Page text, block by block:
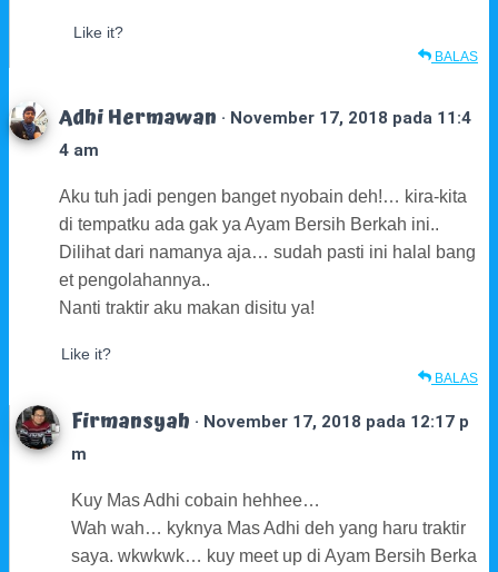
Like it?
BALAS
Adhi Hermawan · November 17, 2018 pada 11:4
4 am
Aku tuh jadi pengen banget nyobain deh!… kira-kita
di tempatku ada gak ya Ayam Bersih Berkah ini..
Dilihat dari namanya aja… sudah pasti ini halal bang
et pengolahannya..
Nanti traktir aku makan disitu ya!
Like it?
BALAS
Firmansyah · November 17, 2018 pada 12:17 p
m
Kuy Mas Adhi cobain hehhee…
Wah wah… kyknya Mas Adhi deh yang haru traktir
saya. wkwkwk… kuy meet up di Ayam Bersih Berka